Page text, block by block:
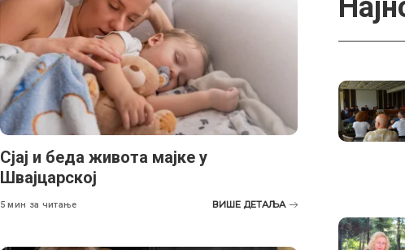
Сјај и беда живота мајке у
Швајцарској
5 мин за читање ВИШЕ ДЕТАЉА